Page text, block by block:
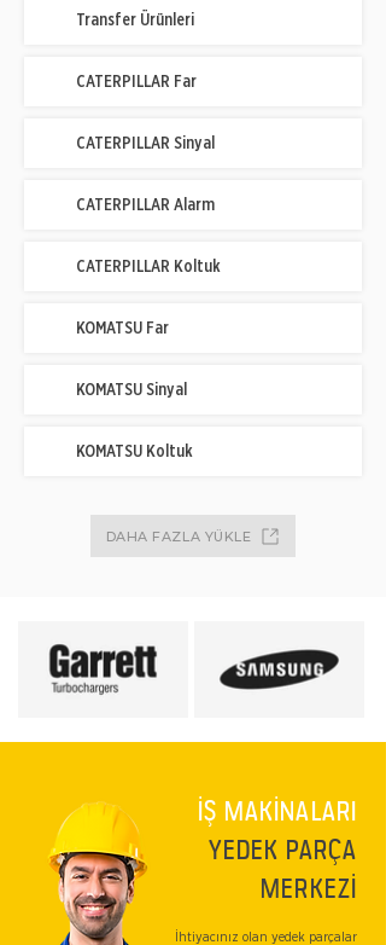
Transfer Ürünleri
CATERPILLAR Far
CATERPILLAR Sinyal
CATERPILLAR Alarm
CATERPILLAR Koltuk
KOMATSU Far
KOMATSU Sinyal
KOMATSU Koltuk
DAHA FAZLA YÜKLE
İŞ MAKİNALARI
YEDEK PARÇA
MERKEZİ
İhtiyacınız olan yedek parçalar